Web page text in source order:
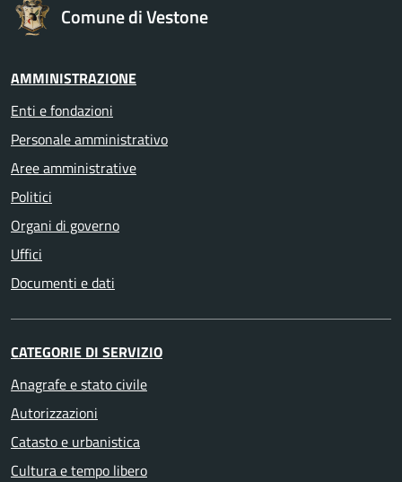
Comune di Vestone
AMMINISTRAZIONE
Enti e fondazioni
Personale amministrativo
Aree amministrative
Politici
Organi di governo
Uffici
Documenti e dati
CATEGORIE DI SERVIZIO
Anagrafe e stato civile
Autorizzazioni
Catasto e urbanistica
Cultura e tempo libero